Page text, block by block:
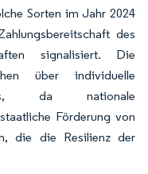
Sorten im Jahr 2024
des
signalisiert. Die
über individuelle
da nationale
Förderung von
die die Resilienz der